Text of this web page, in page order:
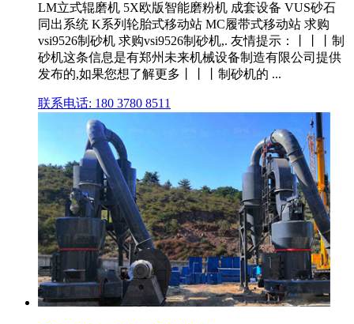
LM立式辊磨机 5X欧版智能磨粉机 成套设备 VUS砂石
同出系统 K系列轮胎式移动站 MC履带式移动站 求购
vsi9526制砂机 求购vsi9526制砂机,. 友情提示：丨丨丨制
砂机这条信息是有郑州未来机械设备制造有限公司提供
发布的,如果您想了解更多丨丨丨制砂机的 ...
联系电话: 180 3780 8511